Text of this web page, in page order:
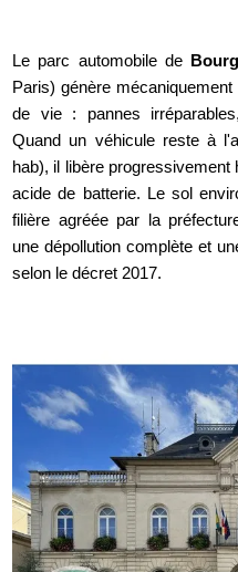
Le parc automobile de
Paris) génère
de vie : pannes
Quand un véhicule reste à
hab), il libère
acide de batterie. Le sol
filière agréée par la
une dépollution complète et
selon le décret 2017.